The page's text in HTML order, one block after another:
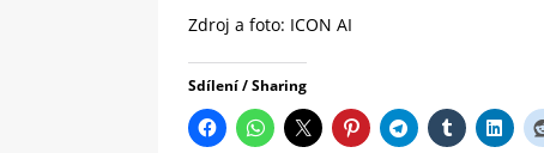
Zdroj a foto: ICON AI
Sdílení / Sharing